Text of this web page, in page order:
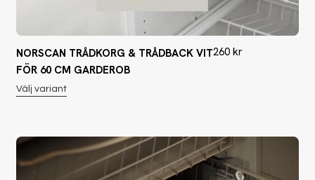
NORSCAN TRÅDKORG & TRÅDBACK VIT
FÖR 60 CM GARDEROB
Välj variant
260 kr